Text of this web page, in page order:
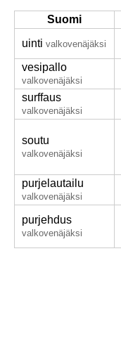
Suomi
uinti valkovenäjäksi
vesipallo
valkovenäjäksi
surffaus
valkovenäjäksi
soutu
valkovenäjäksi
purjelautailu
valkovenäjäksi
purjehdus
valkovenäjäksi